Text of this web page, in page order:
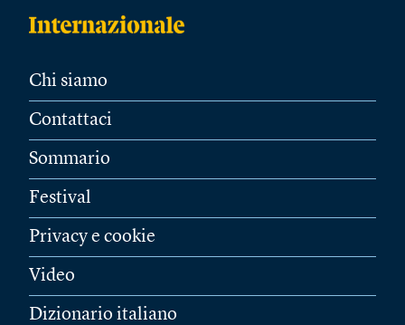
Chi siamo
Contattaci
Sommario
Festival
Privacy e cookie
Video
Dizionario italiano